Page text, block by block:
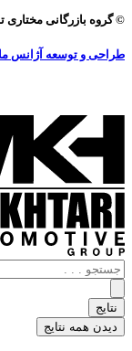
© گروه بازرگانی
طراحی و توسعه آژانس
جستجو
.
.
.
نتایج
دیدن همه نتایج